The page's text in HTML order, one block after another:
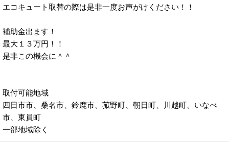
エコキュート取替の際は是非一度お声がけください！！
補助金出ます！
最大１３万円！！
是非この機会に＾＾
取付可能地域
四日市市、桑名市、鈴鹿市、菰野町、朝日町、川越町、いなべ
市、東員町
一部地域除く